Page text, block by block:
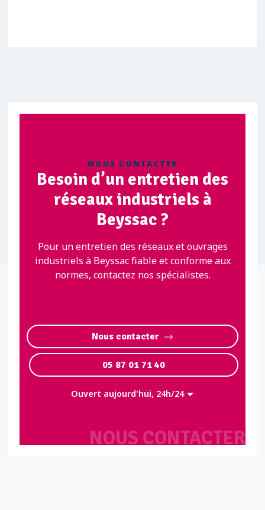
NOUS CONTACTER
NOUS CONTACTER
Besoin d’un entretien des
réseaux industriels à
Beyssac ?
Pour un entretien des réseaux et ouvrages
industriels à Beyssac fiable et conforme aux
normes, contactez nos spécialistes.
Nous contacter
05 87 01 71 40
Ouvert aujourd'hui, 24h/24